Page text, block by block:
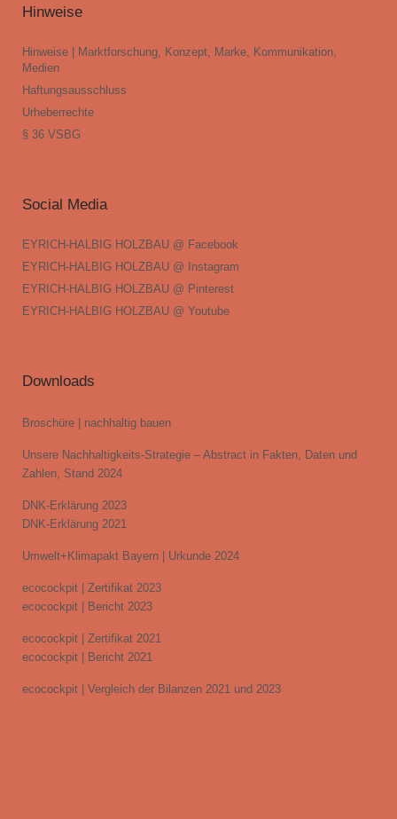
Hinweise
Hinweise | Marktforschung, Konzept, Marke, Kommunikation,
Medien
Haftungsausschluss
Urheberrechte
§ 36 VSBG
Social Media
EYRICH-HALBIG HOLZBAU @ Facebook
EYRICH-HALBIG HOLZBAU @ Instagram
EYRICH-HALBIG HOLZBAU @ Pinterest
EYRICH-HALBIG HOLZBAU @ Youtube
Downloads
Broschüre | nachhaltig bauen
Unsere Nachhaltigkeits-Strategie – Abstract in Fakten, Daten und
Zahlen, Stand 2024
DNK-Erklärung 2023
DNK-Erklärung 2021
Umwelt+Klimapakt Bayern | Urkunde 2024
ecocockpit | Zertifikat 2023
ecocockpit | Bericht 2023
ecocockpit | Zertifikat 2021
ecocockpit | Bericht 2021
ecocockpit | Vergleich der Bilanzen 2021 und 2023